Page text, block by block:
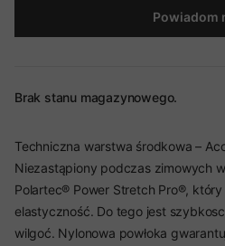
Powiadom
Brak stanu magazynowego.
Techniczna warstwa środkowa –
Niezastąpiony podczas zimowych
Polartec® Power Stretch Pro®, który
elastyczność. Do tego jest
wilgoć. Nylonowa powłoka